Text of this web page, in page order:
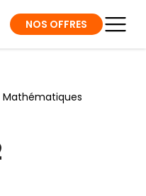
NOS OFFRES
Mathématiques